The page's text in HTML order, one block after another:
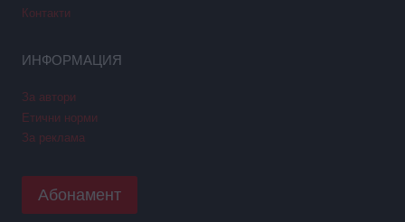
Контакти
ИНФОРМАЦИЯ
За автори
Етични норми
За реклама
Абонамент